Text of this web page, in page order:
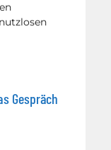
Gespräch